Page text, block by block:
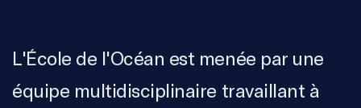
L'École de l'Océan est menée par une
équipe multidisciplinaire travaillant à